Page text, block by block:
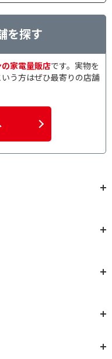
を探す
家電量販店です。実物を
う方はぜひ最寄りの店舗